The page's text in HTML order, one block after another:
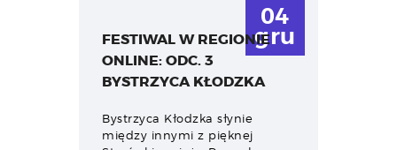
04
gru
FESTIWAL W REGIONIE
ONLINE: ODC. 3
BYSTRZYCA KŁODZKA
Bystrzyca Kłodzka słynie
między innymi z pięknej